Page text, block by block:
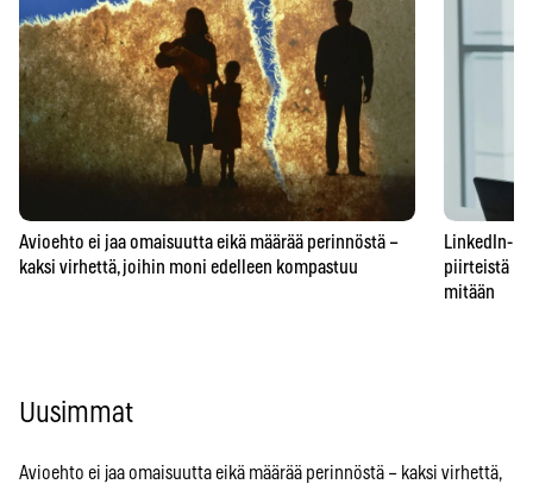
Avioehto ei jaa omaisuutta eikä määrää perinnöstä –
kaksi virhettä, joihin moni edelleen kompastuu
LinkedIn-
piirteistä –
mitään
Uusimmat
Avioehto ei jaa omaisuutta eikä määrää perinnöstä – kaksi virhettä,